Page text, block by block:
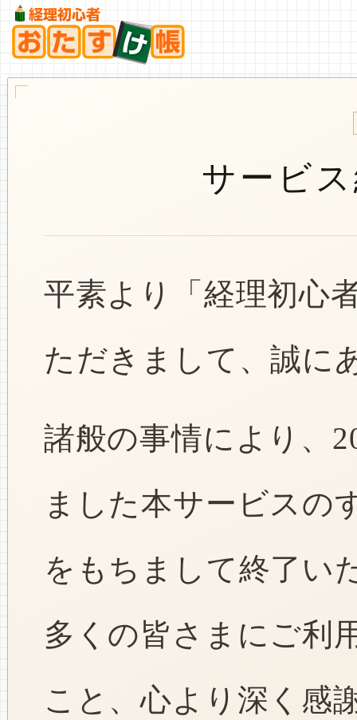
サービ
平素より「経理初心
ただきまして、誠に
諸般の事情により、
ました本サービスの
をもちまして終了い
多くの皆さまにご利
こと、心より深く感